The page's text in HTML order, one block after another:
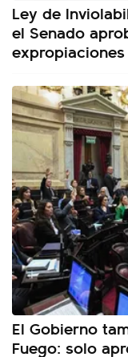
Ley de
el Senado
expropiaciones
El Gobierno
Fuego: solo